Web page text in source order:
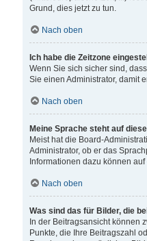
Grund, dies jetzt zu tun.
Nach oben
Ich habe die Zeitzone
Wenn Sie sich sicher sind,
Sie einen Administrator, damit
Nach oben
Meine Sprache steht auf
Meist hat die Board-
Administrator, ob er das
Informationen dazu können
Nach oben
Was sind das für Bilder, die
In der Beitragsansicht können
Punkte, die Ihre Beitragszahl